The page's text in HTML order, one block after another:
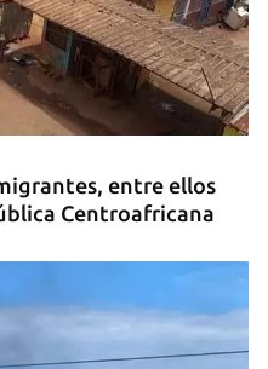
entre ellos
Centroafricana